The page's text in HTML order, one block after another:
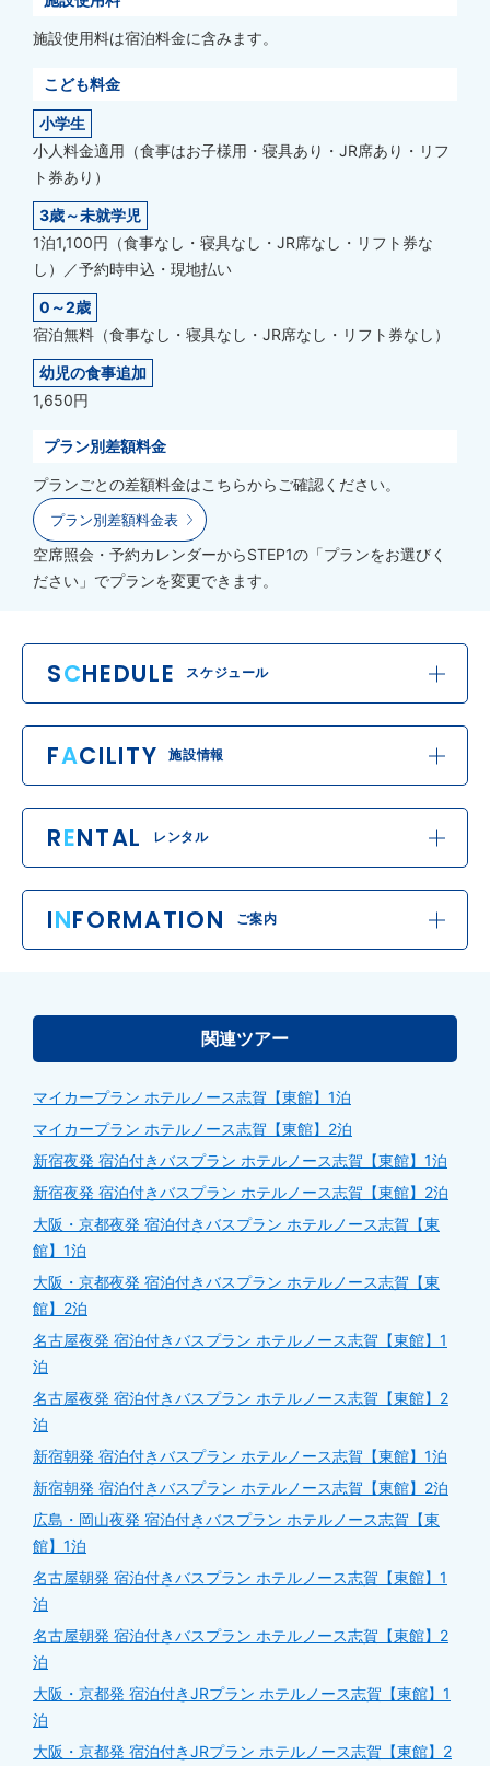
施設使用料は宿泊料金に含みます。
こども料金
小学生
小人料金適用（食事はお子様用・寝具あり・JR席あり・リフ
ト券あり）
3歳～未就学児
1泊1,100円（食事なし・寝具なし・JR席なし・リフト券な
し）／予約時申込・現地払い
0～2歳
宿泊無料（食事なし・寝具なし・JR席なし・リフト券なし）
幼児の食事追加
1,650円
プラン別差額料金
プランごとの差額料金はこちらからご確認ください。
プラン別差額料金表
空席照会・予約カレンダーからSTEP1の「プランをお選びく
ださい」でプランを変更できます。
SCHEDULE スケジュール
FACILITY 施設情報
RENTAL レンタル
INFORMATION ご案内
関連ツアー
マイカープラン ホテルノース志賀【東館】1泊
マイカープラン ホテルノース志賀【東館】2泊
新宿夜発 宿泊付きバスプラン ホテルノース志賀【東館】1泊
新宿夜発 宿泊付きバスプラン ホテルノース志賀【東館】2泊
大阪・京都夜発 宿泊付きバスプラン ホテルノース志賀【東
館】1泊
大阪・京都夜発 宿泊付きバスプラン ホテルノース志賀【東
館】2泊
名古屋夜発 宿泊付きバスプラン ホテルノース志賀【東館】1
泊
名古屋夜発 宿泊付きバスプラン ホテルノース志賀【東館】2
泊
新宿朝発 宿泊付きバスプラン ホテルノース志賀【東館】1泊
新宿朝発 宿泊付きバスプラン ホテルノース志賀【東館】2泊
広島・岡山夜発 宿泊付きバスプラン ホテルノース志賀【東
館】1泊
名古屋朝発 宿泊付きバスプラン ホテルノース志賀【東館】1
泊
名古屋朝発 宿泊付きバスプラン ホテルノース志賀【東館】2
泊
大阪・京都発 宿泊付きJRプラン ホテルノース志賀【東館】1
泊
大阪・京都発 宿泊付きJRプラン ホテルノース志賀【東館】2